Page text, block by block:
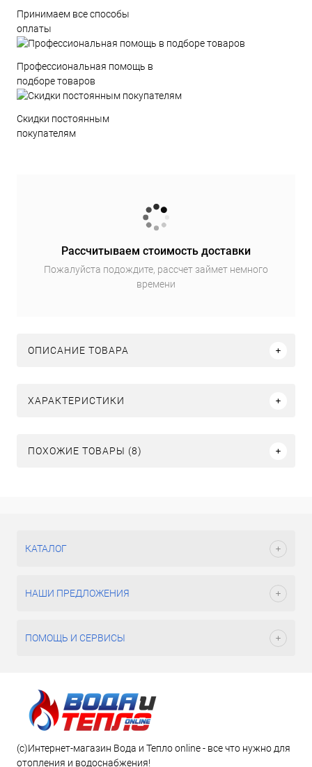
Принимаем все способы
оплаты
Профессиональная помощь в
подборе товаров
Скидки постоянным
покупателям
Рассчитываем стоимость доставки
Пожалуйста подождите, рассчет займет немного
времени
ОПИСАНИЕ ТОВАРА
ХАРАКТЕРИСТИКИ
ПОХОЖИЕ ТОВАРЫ (8)
КАТАЛОГ
НАШИ ПРЕДЛОЖЕНИЯ
ПОМОЩЬ И СЕРВИСЫ
(c)Интернет-магазин Вода и Тепло online - все что нужно для
отопления и водоснабжения!